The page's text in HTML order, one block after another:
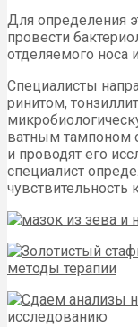
Для определения
провести
отделяемого носа
Специалисты
ринитом,
ватным тампоном
и проводят его
специалист
чувствительность